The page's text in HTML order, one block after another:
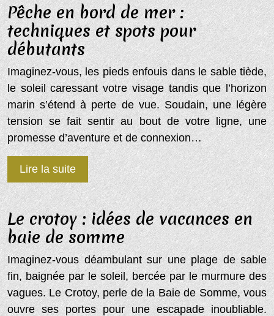
Pêche en bord de mer :
techniques et spots pour
débutants
Imaginez-vous, les pieds enfouis dans le sable tiède,
le soleil caressant votre visage tandis que l’horizon
marin s’étend à perte de vue. Soudain, une légère
tension se fait sentir au bout de votre ligne, une
promesse d’aventure et de connexion…
Lire la suite
Le crotoy : idées de vacances en
baie de somme
Imaginez-vous déambulant sur une plage de sable
fin, baignée par le soleil, bercée par le murmure des
vagues. Le Crotoy, perle de la Baie de Somme, vous
ouvre ses portes pour une escapade inoubliable.